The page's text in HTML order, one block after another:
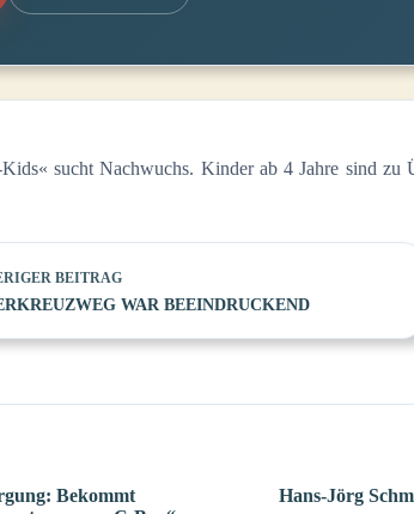
sucht Nachwuchs. Kinder ab 4 Jahre sind zu
BEITRAG
WAR BEEINDRUCKEND
Bekommt
Hans-Jörg